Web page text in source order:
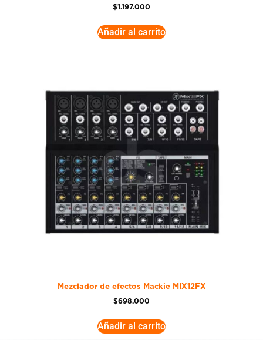
$1.197.000
Añadir al carrito
Mezclador de efectos Mackie MIX12FX
$698.000
Añadir al carrito